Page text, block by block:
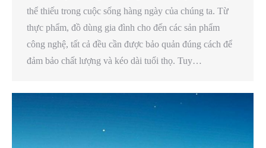
thể thiếu trong cuộc sống hàng ngày của chúng ta. Từ
thực phẩm, đồ dùng gia đình cho đến các sản phẩm
công nghệ, tất cả đều cần được bảo quản đúng cách để
đảm bảo chất lượng và kéo dài tuổi thọ. Tuy…